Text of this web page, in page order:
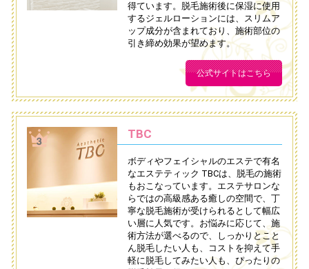
得ています。脱毛施術後に保湿に使用
するジェルローションには、スリムア
ップ成分が含まれており、施術部位の
引き締め効果が望めます。
公式サイトはこちら
TBC
ボディやフェイシャルのエステで有名
なエステティック TBCは、脱毛の施術
もおこなっています。エステサロンな
らではの高級感ある癒しの空間で、丁
寧な脱毛施術が受けられるとして幅広
い層に人気です。お悩みに応じて、施
術方法が選べるので、しっかりとこと
ん脱毛したい人も、コストを抑えて手
軽に脱毛してみたい人も、ぴったりの